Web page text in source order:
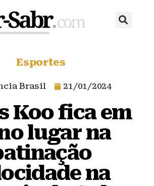
Esportes
Brasil 21/01/2024
Koo fica em
lugar na
na